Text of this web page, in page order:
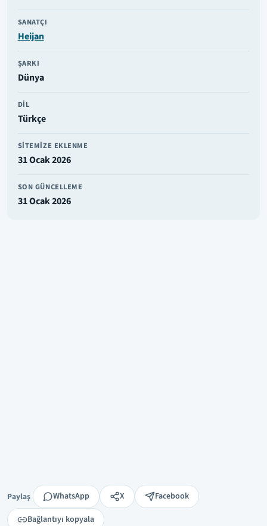
SANATÇI
Heijan
ŞARKI
Dünya
DIL
Türkçe
SITEMIZE EKLENME
31 Ocak 2026
SON GÜNCELLEME
31 Ocak 2026
Paylaş
Paylaş WhatsApp X
Facebook
Bağlantıyı kopyala